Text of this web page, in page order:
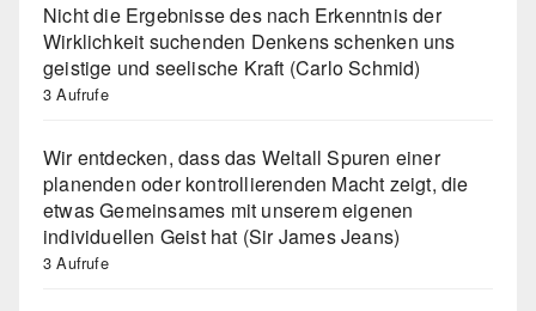
Nicht die Ergebnisse des nach Erkenntnis der
Wirklichkeit suchenden Denkens schenken uns
geistige und seelische Kraft (Carlo Schmid)
3 Aufrufe
Wir entdecken, dass das Weltall Spuren einer
planenden oder kontrollierenden Macht zeigt, die
etwas Gemeinsames mit unserem eigenen
individuellen Geist hat (Sir James Jeans)
3 Aufrufe